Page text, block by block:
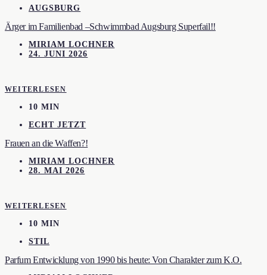
AUGSBURG
Ärger im Familienbad –Schwimmbad Augsburg Superfail!!
MIRIAM LOCHNER
24. JUNI 2026
WEITERLESEN
10 MIN
ECHT JETZT
Frauen an die Waffen?!
MIRIAM LOCHNER
28. MAI 2026
WEITERLESEN
10 MIN
STIL
Parfum Entwicklung von 1990 bis heute: Von Charakter zum K.O.